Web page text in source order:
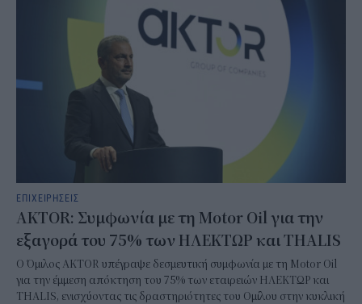
ΕΠΙΧΕΙΡΗΣΕΙΣ
AKTOR: Συμφωνία με τη Motor Oil για την
εξαγορά του 75% των ΗΛΕΚΤΩΡ και THALIS
Ο Όμιλος AKTOR υπέγραψε δεσμευτική συμφωνία με τη Motor Oil
για την έμμεση απόκτηση του 75% των εταιρειών ΗΛΕΚΤΩΡ και
THALIS, ενισχύοντας τις δραστηριότητες του Ομίλου στην κυκλική